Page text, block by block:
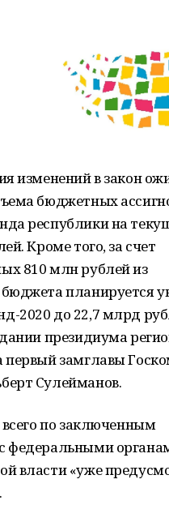
изменений в закон
бюджетных
республики на
Кроме того, за счет
810 млн рублей из
планируется
2020 до 22,7 млрд
президиума
первый замглавы
Сулейманов.
по заключенным
федеральными
власти «уже